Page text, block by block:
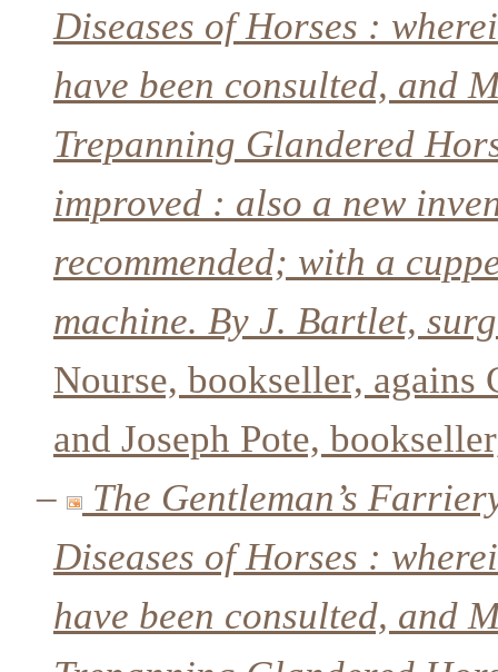
Diseases of Horses :
have been consulted, and
Trepanning Glandered
improved : also a new
recommended; with a
machine. By J. Bartlet,
Nourse, bookseller, agains
and Joseph Pote,
–
The Gentleman’s
Diseases of Horses :
have been consulted, and